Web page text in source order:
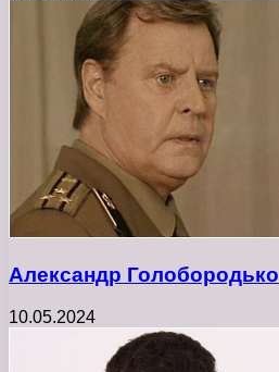
Александр Голобородько
10.05.2024